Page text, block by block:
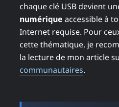
chaque clé USB devient
numérique accessible à
Internet requise. Pour
cette thématique, je
la lecture de mon article
communautaires.